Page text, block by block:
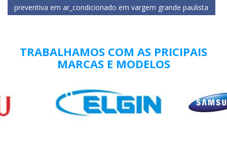
preventiva em ar_condicionado em vargem grande paulista
TRABALHAMOS COM AS PRICIPAIS
MARCAS E MODELOS